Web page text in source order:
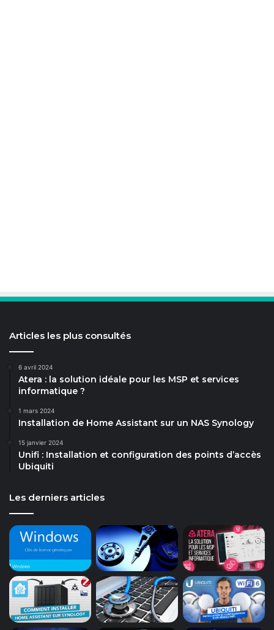
Articles les plus consultés
6 avril 2024
Atera : la solution idéale pour les MSP et services
informatique ?
1 mars 2024
Installation de Home Assistant sur un NAS Synology
15 janvier 2024
Unifi : Installation et configuration des points d’accès
Ubiquiti
Les derniers articles